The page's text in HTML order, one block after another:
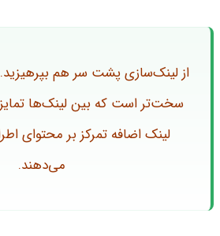
از لینک‌سازی پشت سر هم بپرهیزید.
سخت‌تر است که بین لینک‌ها
لینک اضافه تمرکز بر محتوای
می‌دهند.